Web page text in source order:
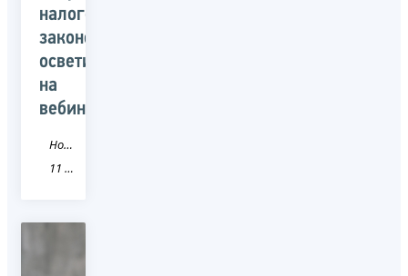
налогового
законодательства
осветили
на
вебинаре
Новость
11 Республика Коми